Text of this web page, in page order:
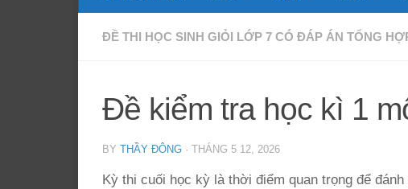
ĐỀ THI HỌC SINH GIỎI LỚP 7 CÓ ĐÁP ÁN TỔNG
Đề kiểm tra học kì 1
BY THẦY ĐÔNG · THÁNG 5 12, 2026
Kỳ thi cuối học kỳ là thời điểm quan trọng để